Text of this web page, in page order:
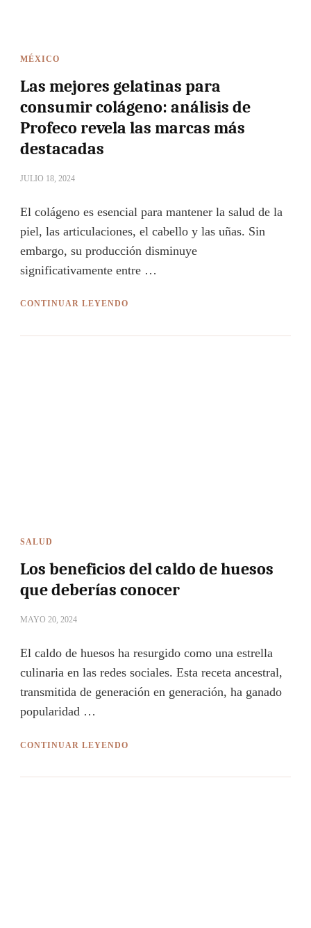
MÉXICO
Las mejores gelatinas para
consumir colágeno: análisis de
Profeco revela las marcas más
destacadas
JULIO 18, 2024
El colágeno es esencial para mantener la salud de la
piel, las articulaciones, el cabello y las uñas. Sin
embargo, su producción disminuye
significativamente entre …
CONTINUAR LEYENDO
SALUD
Los beneficios del caldo de huesos
que deberías conocer
MAYO 20, 2024
El caldo de huesos ha resurgido como una estrella
culinaria en las redes sociales. Esta receta ancestral,
transmitida de generación en generación, ha ganado
popularidad …
CONTINUAR LEYENDO